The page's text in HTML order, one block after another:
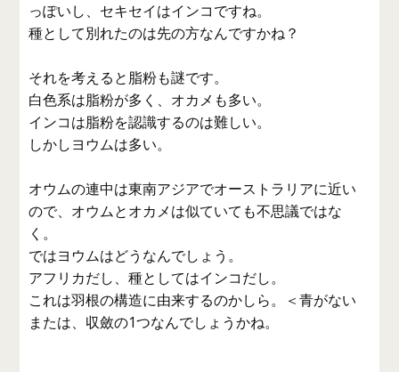
っぽいし、セキセイはインコですね。
種として別れたのは先の方なんですかね？
それを考えると脂粉も謎です。
白色系は脂粉が多く、オカメも多い。
インコは脂粉を認識するのは難しい。
しかしヨウムは多い。
オウムの連中は東南アジアでオーストラリアに近い
ので、オウムとオカメは似ていても不思議ではな
く。
ではヨウムはどうなんでしょう。
アフリカだし、種としてはインコだし。
これは羽根の構造に由来するのかしら。＜青がない
または、収斂の1つなんでしょうかね。